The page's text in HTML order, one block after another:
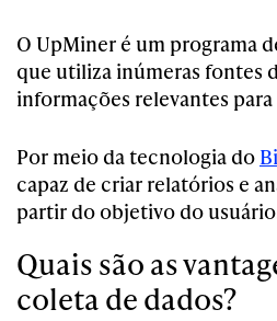
O UpMiner é um programa
que utiliza inúmeras fontes
informações relevantes para
Por meio da tecnologia do
capaz de criar relatórios e
partir do objetivo do
Quais são as
coleta de dados?